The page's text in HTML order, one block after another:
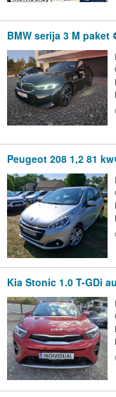
BMW serija 3 M paket
Peugeot 208 1,2 81
Kia Stonic 1.0 T-GDi